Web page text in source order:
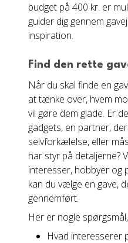
budget på 400 kr. er
guider dig gennem
inspiration.
Find den rette
Når du skal finde en
at tænke over, hvem
vil gøre dem glade. Er
gadgets, en partner,
selvforkælelse, eller
har styr på detaljerne?
interesser, hobbyer og
kan du vælge en gave,
gennemført.
Her er nogle
Hvad interesserer